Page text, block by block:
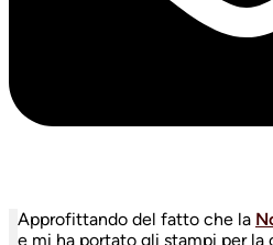
Approfittando del fatto che la
e mi ha portato gli stampi per la